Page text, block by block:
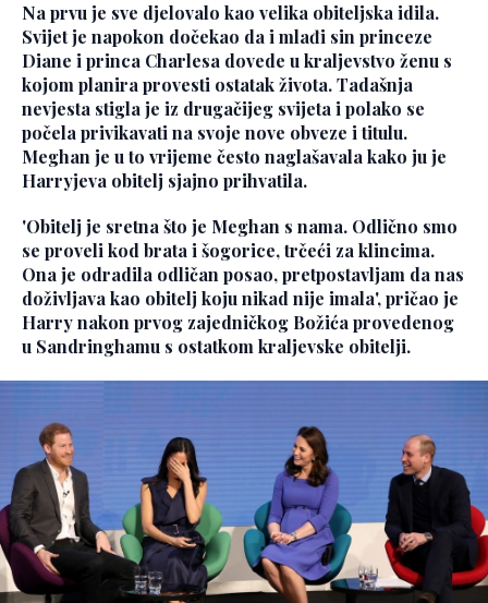
Na prvu je sve djelovalo kao velika obiteljska idila.
Svijet je napokon dočekao da i mlađi sin princeze
Diane i princa Charlesa dovede u kraljevstvo ženu s
kojom planira provesti ostatak života. Tadašnja
nevjesta stigla je iz drugačijeg svijeta i polako se
počela privikavati na svoje nove obveze i titulu.
Meghan je u to vrijeme često naglašavala kako ju je
Harryjeva obitelj sjajno prihvatila.
'Obitelj je sretna što je Meghan s nama. Odlično smo
se proveli kod brata i šogorice, trčeći za klincima.
Ona je odradila odličan posao, pretpostavljam da nas
doživljava kao obitelj koju nikad nije imala', pričao je
Harry nakon prvog zajedničkog Božića provedenog
u Sandringhamu s ostatkom kraljevske obitelji.